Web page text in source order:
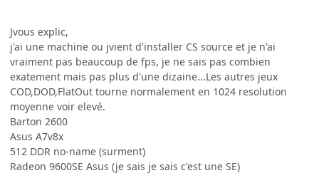
Jvous explic,
j'ai une machine ou jvient d'installer CS source et je n'ai
vraiment pas beaucoup de fps, je ne sais pas combien
exatement mais pas plus d'une dizaine...Les autres jeux
COD,DOD,FlatOut tourne normalement en 1024 resolution
moyenne voir elevé.
Barton 2600
Asus A7v8x
512 DDR no-name (surment)
Radeon 9600SE Asus (je sais je sais c'est une SE)